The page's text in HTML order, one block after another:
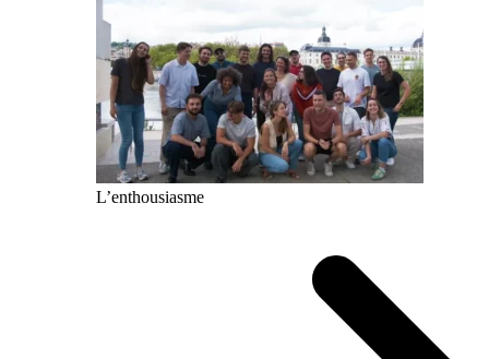
L’enthousiasme